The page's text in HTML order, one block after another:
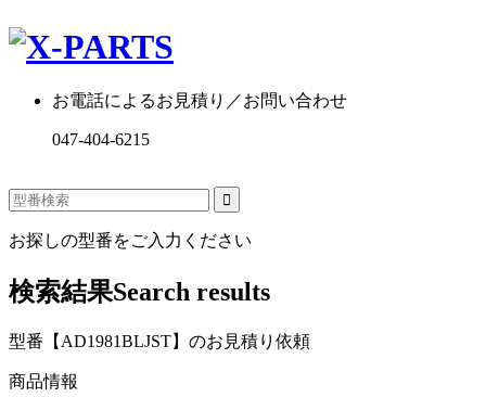
お電話によるお見積り／お問い合わせ
047-404-6215
お探しの型番をご入力ください
検索結果Search results
型番【AD1981BLJST】のお見積り依頼
商品情報